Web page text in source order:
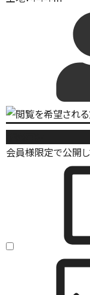
会員様限定で公開